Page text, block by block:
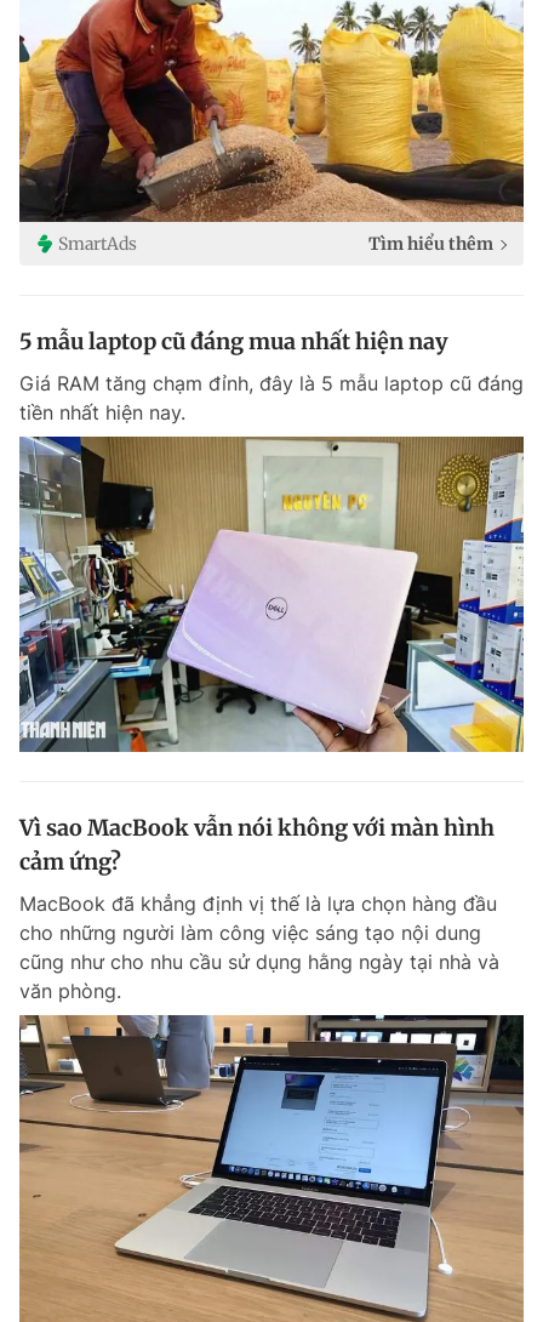
SmartAds Tìm hiểu thêm
5 mẫu laptop cũ đáng mua nhất hiện nay
Giá RAM tăng chạm đỉnh, đây là 5 mẫu laptop cũ đáng
tiền nhất hiện nay.
Vì sao MacBook vẫn nói không với màn hình
cảm ứng?
MacBook đã khẳng định vị thế là lựa chọn hàng đầu
cho những người làm công việc sáng tạo nội dung
cũng như cho nhu cầu sử dụng hằng ngày tại nhà và
văn phòng.